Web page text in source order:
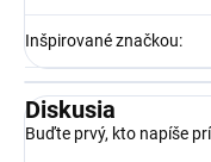
Inšpirované značkou:
Diskusia
Buďte prvý, kto napíše